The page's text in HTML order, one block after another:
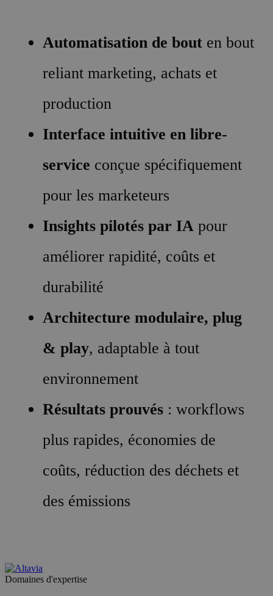
Automatisation de bouten bout
reliant marketing, achats et
production
Interface intuitive en libre-
service conçue spécifiquement
pour les marketeurs
Insights pilotés par IApour
améliorer rapidité, coûts et
durabilité
Architecture modulaire, plug
& play, adaptable à tout
environnement
Résultats prouvés: workflows
plus rapides, économies de
coûts, réduction des déchets et
des émissions
Domaines d'expertise